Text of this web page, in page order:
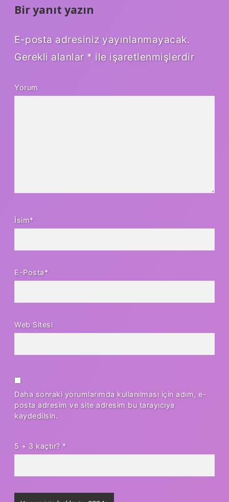
Bir yanıt yazın
E-posta adresiniz yayınlanmayacak.
Gerekli alanlar * ile işaretlenmişlerdir
Yorum
İsim*
E-Posta*
Web Sitesi
Daha sonraki yorumlarımda kullanılması için adım, e-
posta adresim ve site adresim bu tarayıcıya
kaydedilsin.
5 + 3 kaçtır? *